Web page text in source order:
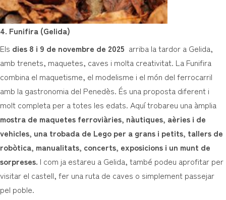
4. Funifira (Gelida)
Els dies 8 i 9 de novembre de 2025 arriba la tardor a Gelida,
amb trenets, maquetes, caves i molta creativitat. La Funifira
combina el maquetisme, el modelisme i el món del ferrocarril
amb la gastronomia del Penedès. És una proposta diferent i
molt completa per a totes les edats. Aquí trobareu una àmplia
mostra de maquetes ferroviàries, nàutiques, aèries i de
vehicles, una trobada de Lego per a grans i petits, tallers de
robòtica, manualitats, concerts, exposicions i un munt de
sorpreses. I com ja estareu a Gelida, també podeu aprofitar per
visitar el castell, fer una ruta de caves o simplement passejar
pel poble.